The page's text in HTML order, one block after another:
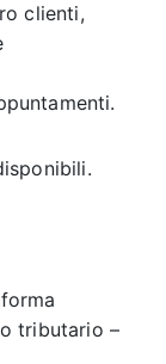
clienti,
tributario –